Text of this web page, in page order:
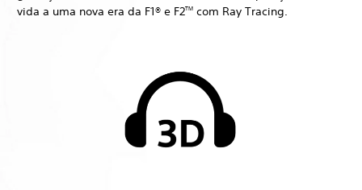
vida a uma nova era da F1® e F2TM com Ray Tracing.